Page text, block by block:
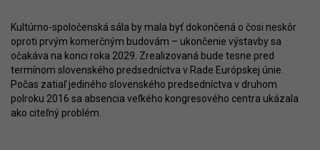
Kultúrno-spoločenská sála by mala byť dokončená o čosi neskôr
oproti prvým komerčným budovám – ukončenie výstavby sa
očakáva na konci roka 2029. Zrealizovaná bude tesne pred
termínom slovenského predsedníctva v Rade Európskej únie.
Počas zatiaľ jediného slovenského predsedníctva v druhom
polroku 2016 sa absencia veľkého kongresového centra ukázala
ako citeľný problém.